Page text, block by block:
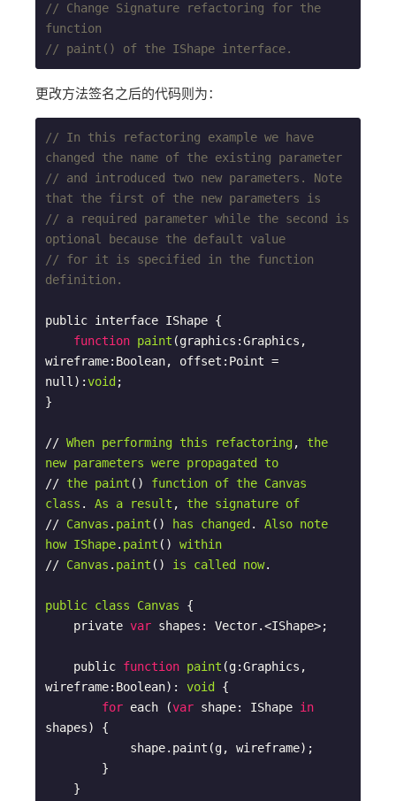
// Change Signature refactoring for the
function
// paint() of the IShape interface.
更改方法签名之后的代码则为：
// In this refactoring example we have
changed the name of the existing parameter
// and introduced two new parameters. Note
that the first of the new parameters is
// a required parameter while the second is
optional because the default value
// for it is specified in the function
definition.
public interface IShape {
function paint (graphics:Graphics,
wireframe:Boolean, offset:Point =
null ):void ;
}
// When performing this refactoring, the
new parameters were propagated
to
// the paint ( ) function of the Canvas
class . As a result , the signature of
// Canvas . paint ( ) has changed . Also note
how IShape. paint ( ) within
// Canvas . paint ( ) is called now.
public class Canvas
{
    private
var shapes: Vector.<IShape>;
    public
function paint (g:Graphics,
wireframe:Boolean): void
{
for each (var shape: IShape in
shapes) {